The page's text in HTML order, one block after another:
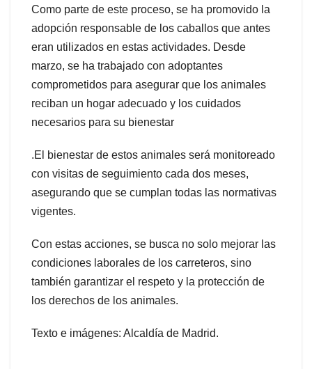
Como parte de este proceso, se ha promovido la
adopción responsable de los caballos que antes
eran utilizados en estas actividades. Desde
marzo, se ha trabajado con adoptantes
comprometidos para asegurar que los animales
reciban un hogar adecuado y los cuidados
necesarios para su bienestar
.El bienestar de estos animales será monitoreado
con visitas de seguimiento cada dos meses,
asegurando que se cumplan todas las normativas
vigentes.
Con estas acciones, se busca no solo mejorar las
condiciones laborales de los carreteros, sino
también garantizar el respeto y la protección de
los derechos de los animales.
Texto e imágenes: Alcaldía de Madrid.